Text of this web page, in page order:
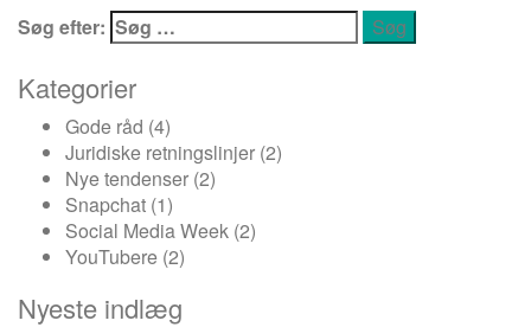
Søg efter:
Kategorier
Gode råd (4)
Juridiske retningslinjer (2)
Nye tendenser (2)
Snapchat (1)
Social Media Week (2)
YouTubere (2)
Nyeste indlæg